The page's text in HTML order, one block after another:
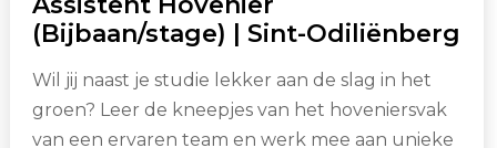
(Bijbaan/stage) | Sint-Odiliënberg
Wil jij naast je studie lekker aan de slag in het
groen? Leer de kneepjes van het hoveniersvak
van een ervaren team en werk mee aan unieke